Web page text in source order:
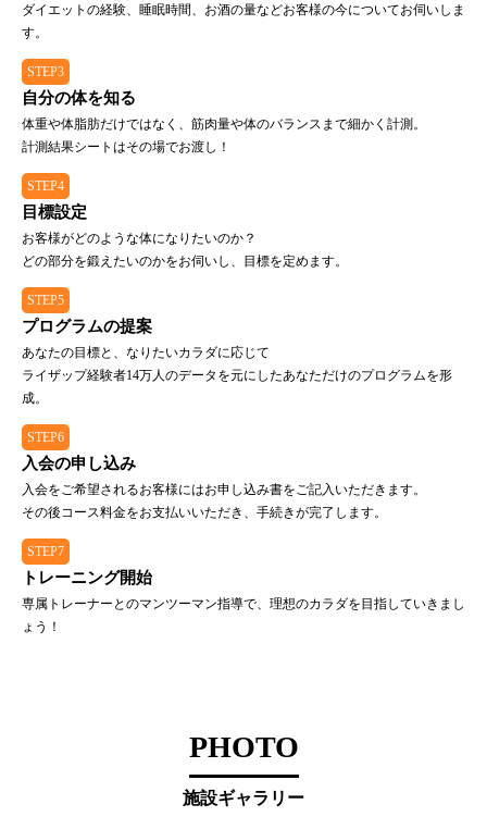
ダイエットの経験、睡眠時間、お酒の量などお客様の今についてお伺いしま
す。
STEP3
自分の体を知る
体重や体脂肪だけではなく、筋肉量や体のバランスまで細かく計測。
計測結果シートはその場でお渡し！
STEP4
目標設定
お客様がどのような体になりたいのか？
どの部分を鍛えたいのかをお伺いし、目標を定めます。
STEP5
プログラムの提案
あなたの目標と、なりたいカラダに応じて
ライザップ経験者14万人のデータを元にしたあなただけのプログラムを形
成。
STEP6
入会の申し込み
入会をご希望されるお客様にはお申し込み書をご記入いただきます。
その後コース料金をお支払いいただき、手続きが完了します。
STEP7
トレーニング開始
専属トレーナーとのマンツーマン指導で、理想のカラダを目指していきまし
ょう！
PHOTO
施設ギャラリー